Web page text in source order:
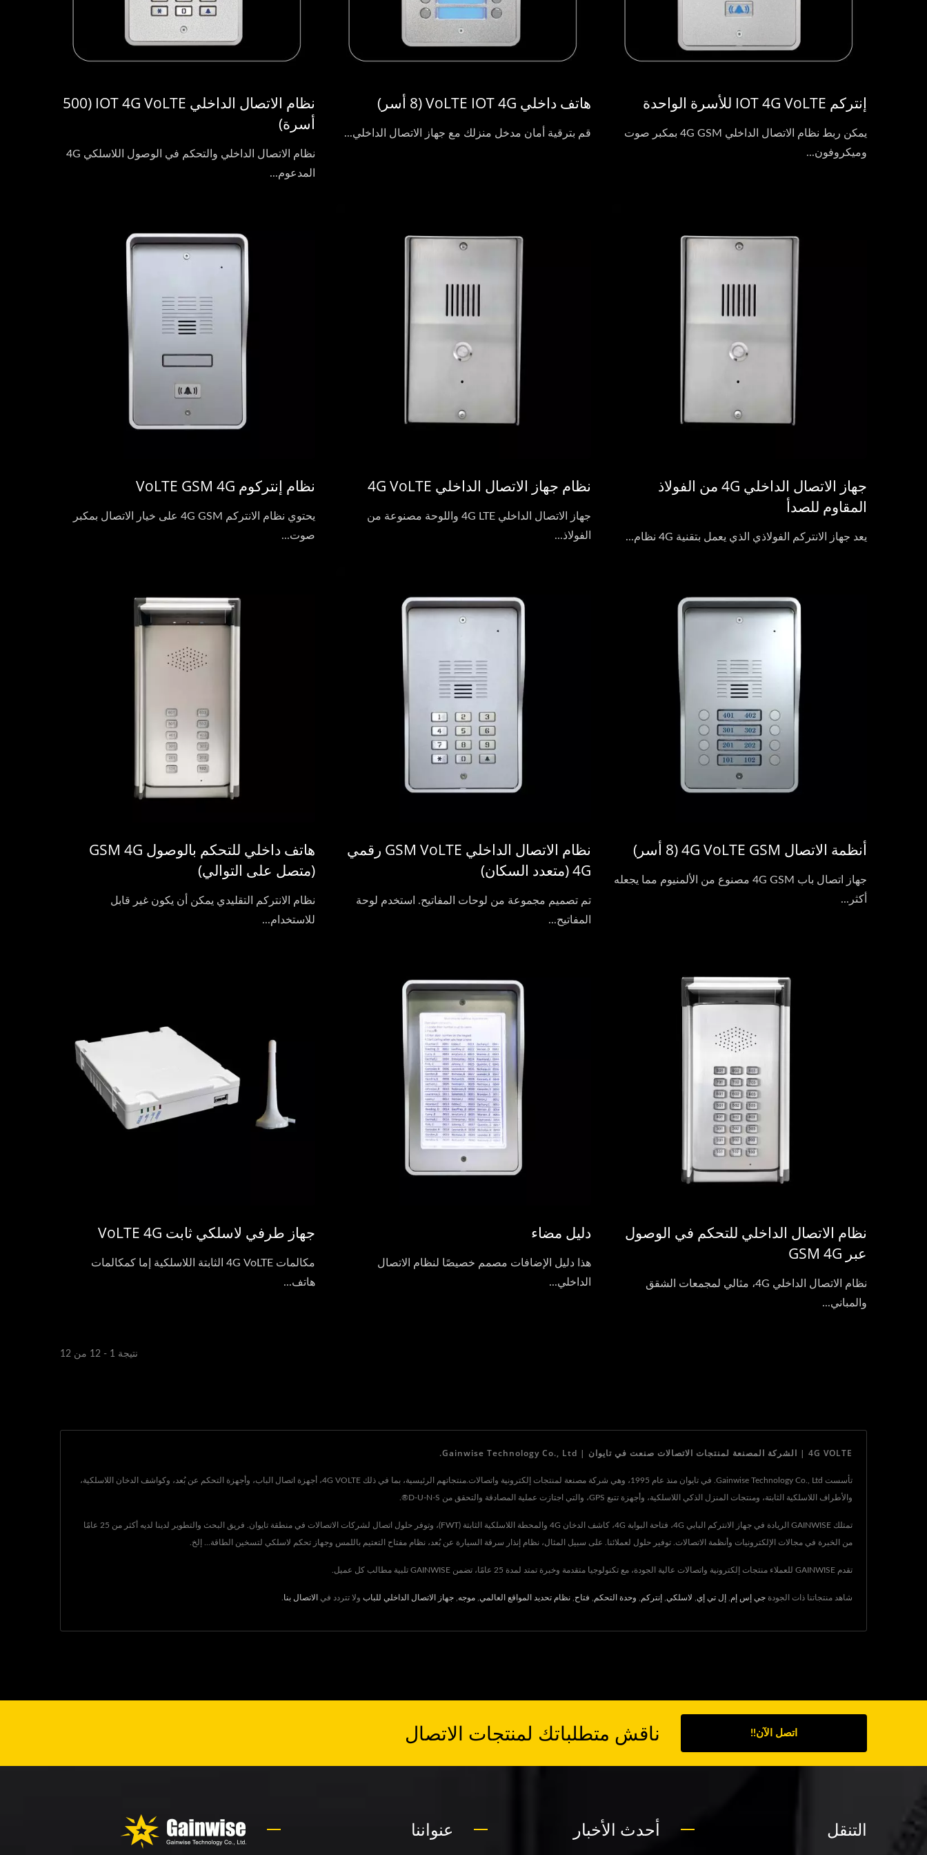
إنتركم IOT 4G VoLTE للأسرة الواحدة
يمكن ربط نظام الاتصال الداخلي 4G GSM بمكبر صوت
وميكروفون...
هاتف داخلي VoLTE IOT 4G (8 أسر)
قم بترقية أمان مدخل منزلك مع جهاز الاتصال الداخلي...
نظام الاتصال الداخلي IOT 4G VoLTE (500
أسرة)
نظام الاتصال الداخلي والتحكم في الوصول اللاسلكي 4G
المدعوم...
جهاز الاتصال الداخلي 4G من الفولاذ
المقاوم للصدأ
يعد جهاز الانتركم الفولاذي الذي يعمل بتقنية 4G نظام...
نظام جهاز الاتصال الداخلي 4G VoLTE
جهاز الاتصال الداخلي 4G LTE واللوحة مصنوعة من
الفولاذ...
نظام إنتركوم VoLTE GSM 4G
يحتوي نظام الانتركم 4G GSM على خيار الاتصال بمكبر
صوت...
أنظمة الاتصال 4G VoLTE GSM (8 أسر)
جهاز اتصال باب 4G GSM مصنوع من الألمنيوم مما يجعله
أكثر...
نظام الاتصال الداخلي GSM VoLTE رقمي
4G (متعدد السكان)
تم تصميم مجموعة من لوحات المفاتيح. استخدم لوحة
المفاتيح...
هاتف داخلي للتحكم بالوصول GSM 4G
(متصل على التوالي)
نظام الانتركم التقليدي يمكن أن يكون غير قابل
للاستخدام...
نظام الاتصال الداخلي للتحكم في الوصول
عبر GSM 4G
نظام الاتصال الداخلي 4G، مثالي لمجمعات الشقق
والمباني...
دليل مضاء
هذا دليل الإضافات مصمم خصيصًا لنظام الاتصال
الداخلي...
جهاز طرفي لاسلكي ثابت VoLTE 4G
مكالمات 4G VoLTE الثابتة اللاسلكية إما كمكالمات
هاتف...
نتيجة 1 - 12 من 12
4G VOLTE | الشركة المصنعة لمنتجات الاتصالات صنعت في تايوان | Gainwise Technology Co., Ltd.
تأسست Gainwise Technology Co., Ltd. في تايوان منذ عام 1995، وهي شركة مصنعة لمنتجات إلكترونية واتصالات.منتجاتهم الرئيسية، بما في ذلك 4G VOLTE، أجهزة اتصال الباب، وأجهزة التحكم عن بُعد، وكواشف الدخان اللاسلكية،
والأطراف اللاسلكية الثابتة، ومنتجات المنزل الذكي اللاسلكية، وأجهزة تتبع GPS، والتي اجتازت عملية المصادقة والتحقق من D-U-N-S®.
تمتلك GAINWISE الريادة في جهاز الانتركم البابي 4G، فتاحة البوابة 4G، كاشف الدخان 4G والمحطة اللاسلكية الثابتة (FWT)، وتوفر حلول اتصال لشركات الاتصالات في منطقة تايوان. فريق البحث والتطوير لدينا لديه أكثر من 25 عامًا
من الخبرة في مجالات الإلكترونيات وأنظمة الاتصالات. توفير حلول لعملائنا. على سبيل المثال، نظام إنذار سرقة السيارة عن بُعد، نظام مفتاح التعتيم باللمس وجهاز تحكم لاسلكي لتسخين الطاقة... إلخ.
تقدم GAINWISE للعملاء منتجات إلكترونية واتصالات عالية الجودة، مع تكنولوجيا متقدمة وخبرة تمتد لمدة 25 عامًا، تضمن GAINWISE تلبية مطالب كل عميل.
شاهد منتجاتنا ذات الجودة جي إس إم إل تي إي لاسلكي إنتركم وحدة التحكم فتاح نظام تحديد المواقع العالمي موجه جهاز الاتصال الداخلي للباب ولا تتردد في الاتصال بنا
ناقش متطلباتك لمنتجات الاتصال اتصل الآن!!
عنواننا أحدث الأخبار التنقل